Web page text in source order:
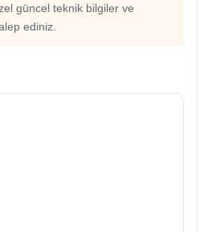
güncel teknik bilgiler ve
ediniz.